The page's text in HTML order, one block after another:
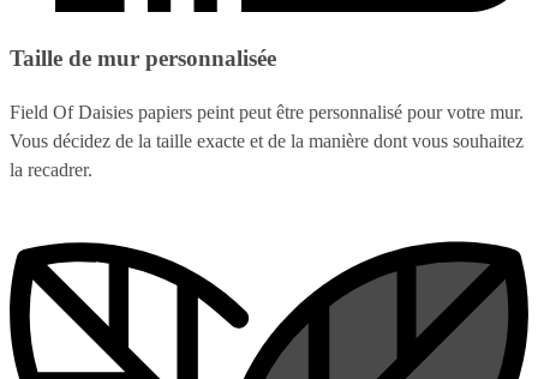
Taille de mur personnalisée
Field Of Daisies papiers peint peut être personnalisé pour votre mur.
Vous décidez de la taille exacte et de la manière dont vous souhaitez
la recadrer.